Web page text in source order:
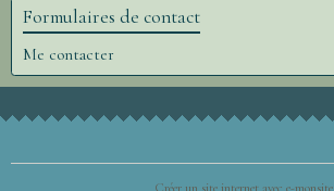
Formulaires de contact
Me contacter